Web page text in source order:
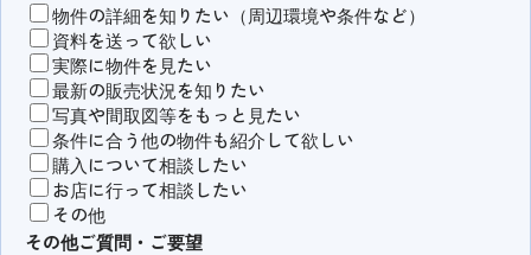
物件の詳細を知りたい（周辺環境や条件など）
資料を送って欲しい
実際に物件を見たい
最新の販売状況を知りたい
写真や間取図等をもっと見たい
条件に合う他の物件も紹介して欲しい
購入について相談したい
お店に行って相談したい
その他
その他ご質問・ご要望